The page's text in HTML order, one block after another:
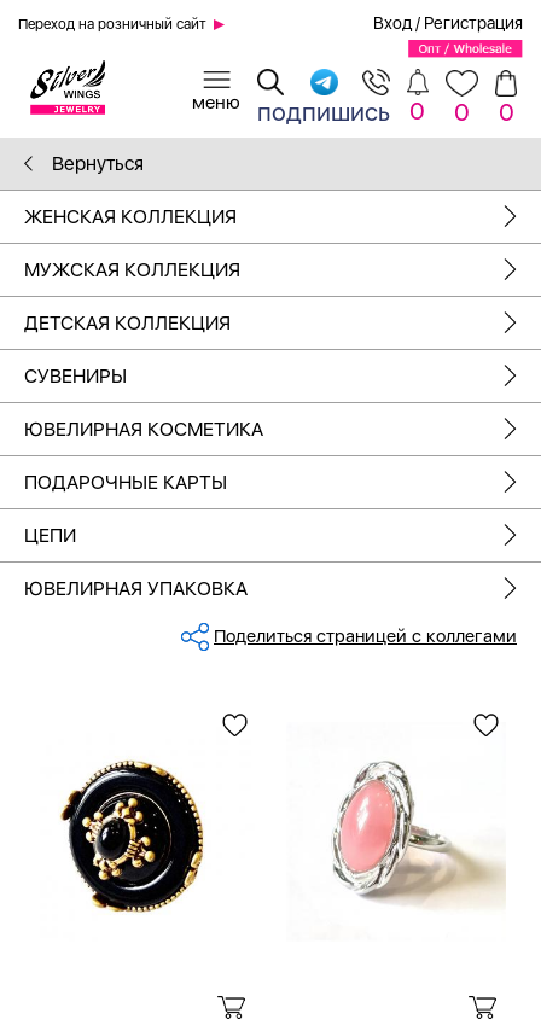
Переход на розничный сайт Вход / Регистрация
подпишись 0 0 0
Вернуться
ЖЕНСКАЯ КОЛЛЕКЦИЯ
МУЖСКАЯ КОЛЛЕКЦИЯ
ДЕТСКАЯ КОЛЛЕКЦИЯ
СУВЕНИРЫ
ЮВЕЛИРНАЯ КОСМЕТИКА
ПОДАРОЧНЫЕ КАРТЫ
ЦЕПИ
ЮВЕЛИРНАЯ УПАКОВКА
Поделиться страницей с коллегами